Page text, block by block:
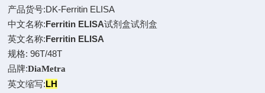
产品货号:DK-Ferritin ELISA
中文名称:Ferritin ELISA试剂盒试剂盒
英文名称:Ferritin ELISA
规格: 96T/48T
品牌:DiaMetra
英文缩写:LH